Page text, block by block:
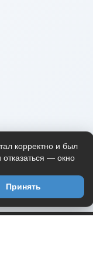
корректно и был
— окно
Принять